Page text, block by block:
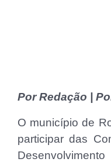
Por Redação |
O município de
participar das